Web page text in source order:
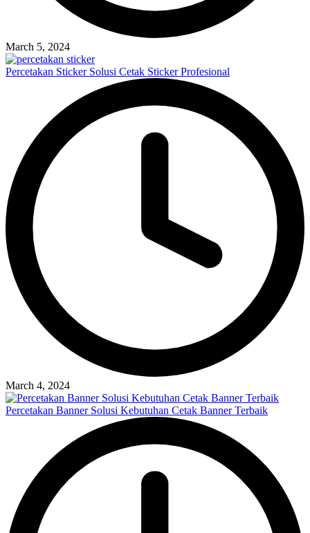
March 5, 2024
Percetakan Sticker Solusi Cetak Sticker Profesional
March 4, 2024
Percetakan Banner Solusi Kebutuhan Cetak Banner Terbaik